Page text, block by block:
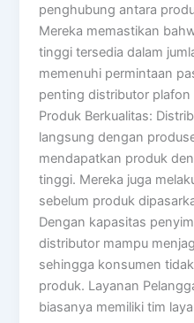
penghubung antara
Mereka memastikan
tinggi tersedia dalam
memenuhi permintaan
penting distributor plafon
Produk Berkualitas:
langsung dengan
mendapatkan produk
tinggi. Mereka juga
sebelum produk
Dengan kapasitas
distributor mampu
sehingga konsumen
produk. Layanan
biasanya memiliki tim